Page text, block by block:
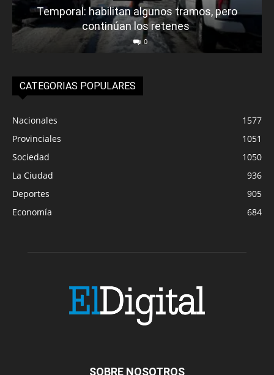
Temporal: habilitan algunos tramos, pero
continúan los retenes
0
CATEGORIAS POPULARES
Nacionales
1577
Provinciales
1051
Sociedad
1050
La Ciudad
936
Deportes
905
Economía
684
SOBRE NOSOTROS